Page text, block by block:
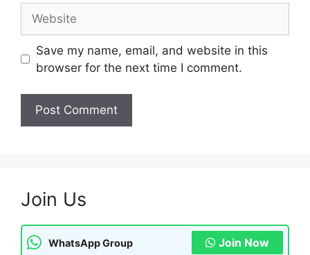
Save my name, email, and website in this
browser for the next time I comment.
Join Us
WhatsApp Group Join Now